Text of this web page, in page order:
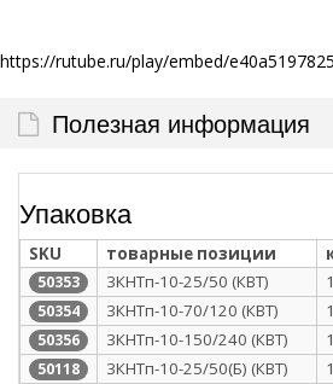
https://rutube.ru/play/embed/
Полезная информация
Упаковка
SKU товарные позиции
50353 3КНТп-10-25/50 (КВТ) 1
50354 3КНТп-10-70/120 (КВТ) 1
50356 3КНТп-10-150/240 (КВТ) 1
50118 3КНТп-10-25/50(Б) (КВТ) 1